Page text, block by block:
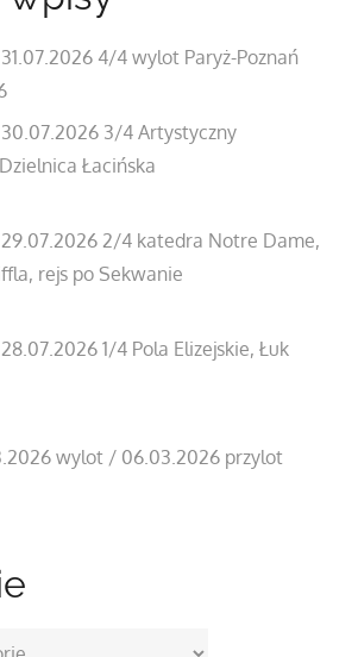
4/4 wylot Paryż-Poznań
3/4 Artystyczny
Łacińska
2/4 katedra Notre Dame,
rejs po Sekwanie
1/4 Pola Elizejskie, Łuk
wylot / 06.03.2026 przylot